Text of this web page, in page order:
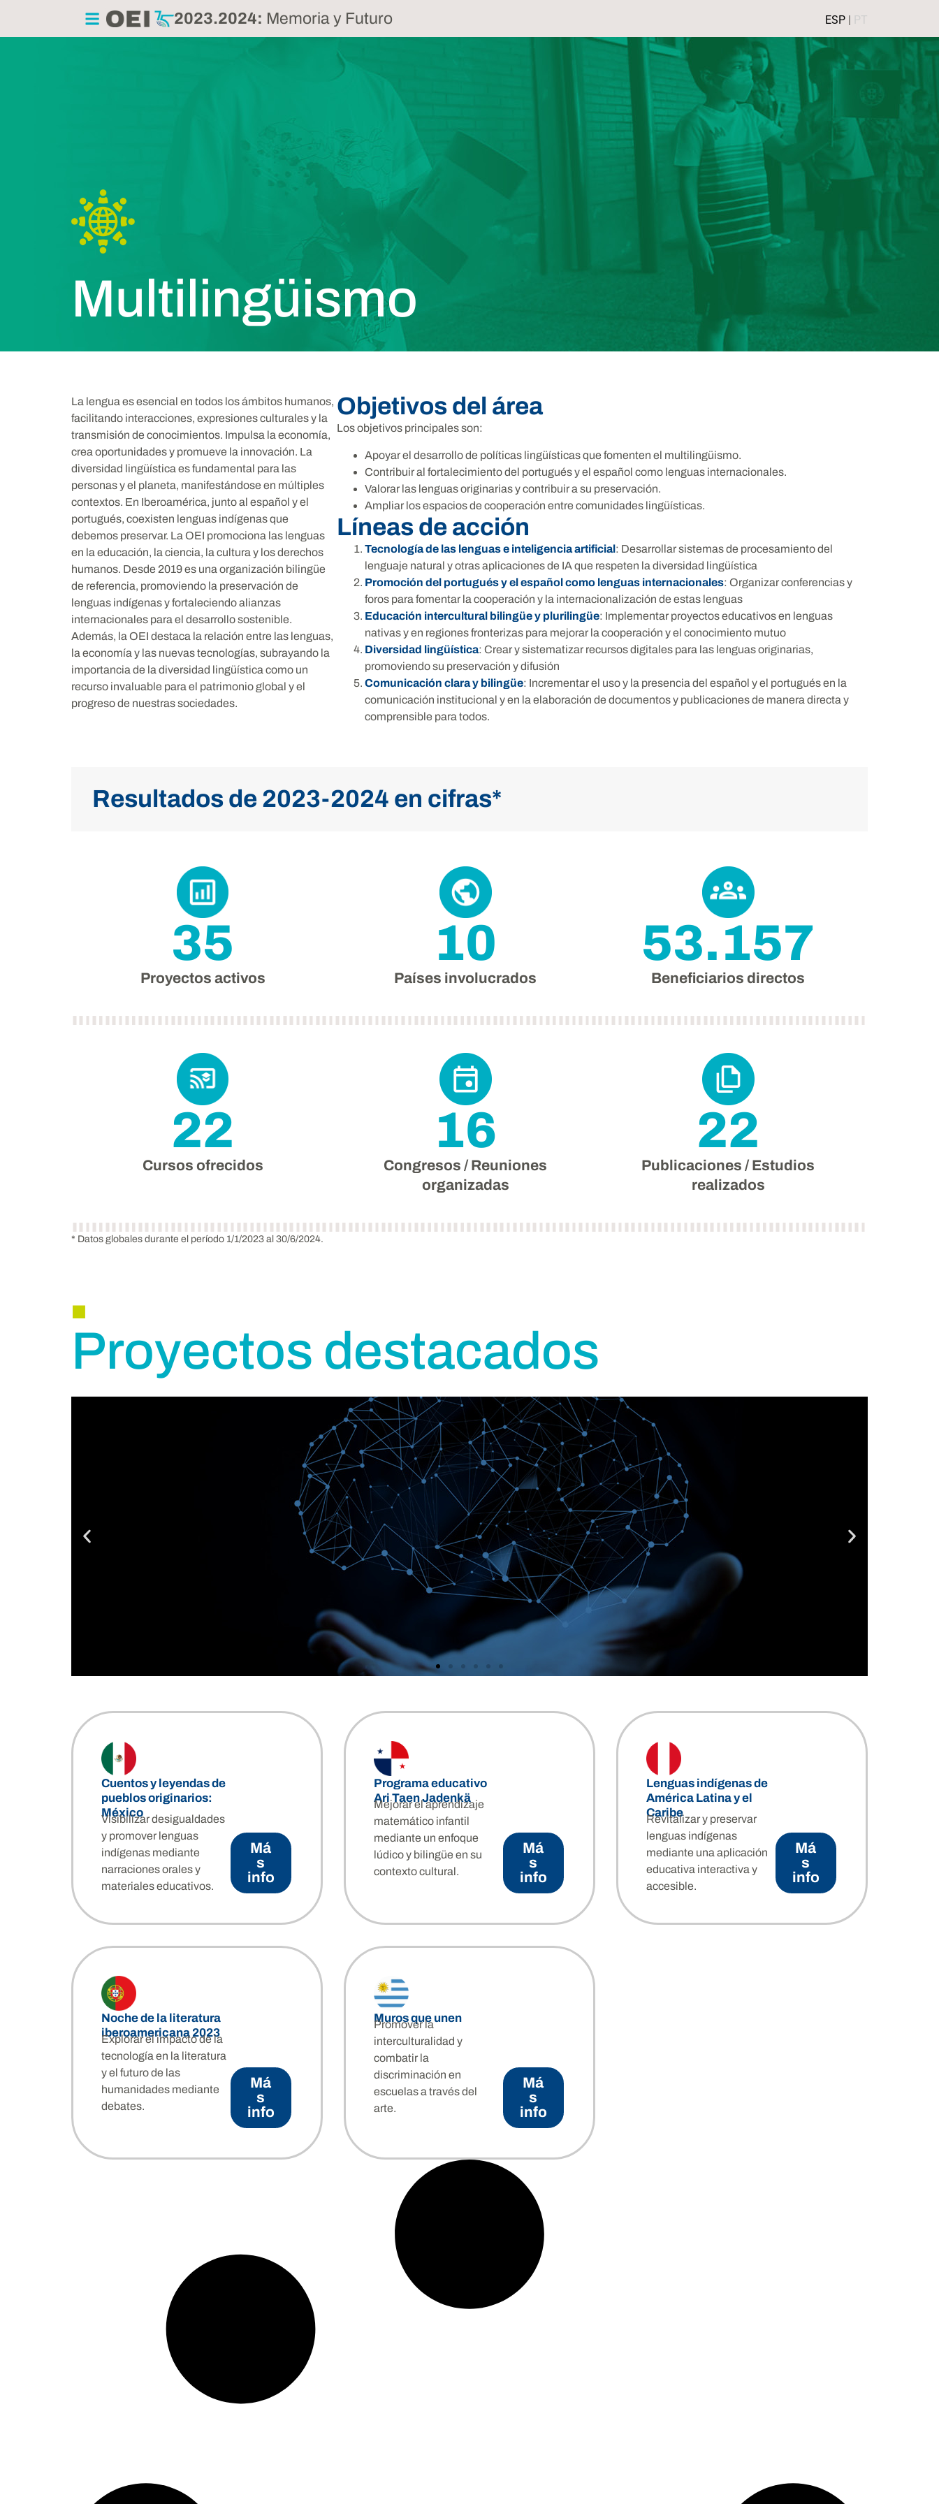
2023.2024: Memoria y Futuro ESP | PT
Multilingüismo
La lengua es esencial en todos los ámbitos humanos,
facilitando interacciones, expresiones culturales y la
transmisión de conocimientos. Impulsa la economía,
crea oportunidades y promueve la innovación. La
diversidad lingüística es fundamental para las
personas y el planeta, manifestándose en múltiples
contextos. En Iberoamérica, junto al español y el
portugués, coexisten lenguas indígenas que
debemos preservar. La OEI promociona las lenguas
en la educación, la ciencia, la cultura y los derechos
humanos. Desde 2019 es una organización bilingüe
de referencia, promoviendo la preservación de
lenguas indígenas y fortaleciendo alianzas
internacionales para el desarrollo sostenible.
Además, la OEI destaca la relación entre las lenguas,
la economía y las nuevas tecnologías, subrayando la
importancia de la diversidad lingüística como un
recurso invaluable para el patrimonio global y el
progreso de nuestras sociedades.
Objetivos del área
Los objetivos principales son:
Apoyar el desarrollo de políticas lingüísticas que fomenten el multilingüismo.
Contribuir al fortalecimiento del portugués y el español como lenguas internacionales.
Valorar las lenguas originarias y contribuir a su preservación.
Ampliar los espacios de cooperación entre comunidades lingüísticas.
Líneas de acción
Tecnología de las lenguas e inteligencia artificial: Desarrollar sistemas de procesamiento del
lenguaje natural y otras aplicaciones de IA que respeten la diversidad lingüística
Promoción del portugués y el español como lenguas internacionales: Organizar conferencias y
foros para fomentar la cooperación y la internacionalización de estas lenguas
Educación intercultural bilingüe y plurilingüe: Implementar proyectos educativos en lenguas
nativas y en regiones fronterizas para mejorar la cooperación y el conocimiento mutuo
Diversidad lingüística: Crear y sistematizar recursos digitales para las lenguas originarias,
promoviendo su preservación y difusión
Comunicación clara y bilingüe: Incrementar el uso y la presencia del español y el portugués en la
comunicación institucional y en la elaboración de documentos y publicacionesde manera directa y
comprensible para todos.
Resultados de 2023-2024 en cifras*
Proyectos activos
35
Países involucrados
10
Beneficiarios directos
53.157
Cursos ofrecidos
22
Congresos / Reuniones
organizadas
16
Publicaciones / Estudios
realizados
22
* Datos globales durante el período 1/1/2023 al 30/6/2024.
.
Proyectos destacados
2/6
Atelier Poético
«Residencias en movimiento»: Iniciativa que impulsa el diálogo intercultural y el multilingüismo mediante residencias artísticas.
cultural.
Cuentos y leyendas de
pueblos originarios:
México
Visibilizar desigualdades
y promover lenguas
indígenas mediante
narraciones orales y
materiales educativos.
Má
s
info
Programa educativo
Ari Taen Jadenkä
Mejorar el aprendizaje
matemático infantil
mediante un enfoque
lúdico y bilingüe en su
contexto cultural.
Má
s
info
Lenguas indígenas de
América Latina y el
Caribe
Revitalizar y preservar
lenguas indígenas
mediante una aplicación
educativa interactiva y
accesible.
Má
s
info
Noche de la literatura
iberoamericana 2023
Explorar el impacto de la
tecnología en la literatura
y el futuro de las
humanidades mediante
debates.
Má
s
info
Muros que unen
Promover la
interculturalidad y
combatir la
discriminación en
escuelas a través del
arte.
Má
s
info